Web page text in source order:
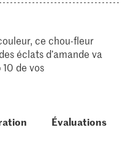
ce chou-fleur
éclats d’amande va
de vos
Évaluations